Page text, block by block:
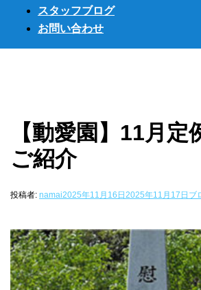
スタッフブログ
お問い合わせ
【動愛園】11月定
ご紹介
投稿者: namai2025年11月16日 2025年11月17日 ブ